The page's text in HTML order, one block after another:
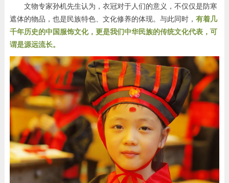
文物专家孙机先生认为，衣冠对于人们的意义，不仅仅是防寒
遮体的物品，也是民族特色、文化修养的体现。与此同时， 有着几
千年历史的中国服饰文化，更是我们中华民族的传统文化代表，可
谓是源远流长。